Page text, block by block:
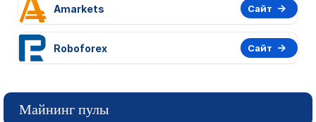
Amarkets Сайт
Roboforex Сайт
Майнинг пулы